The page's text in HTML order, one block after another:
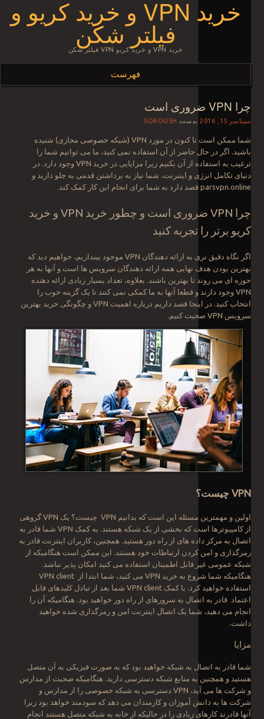
خرید VPN و خرید کریو و
فیلتر شکنخرید VPN و خرید کریو VPN فیلتر شکن
فهرست
رفتن به نوشته‌ها
چرا VPN ضروری است
سپتامبر 15, 2016 بدست SOROUSH
شما ممکن است تا کنون در مورد VPN (شبکه خصوصی مجازی) شنیده
باشید. اگر در حال حاضر از آن استفاده نمی کنید، ما می توانیم شما را
ترغیب به استفاده از آن بکنیم زیرا مزایایی در خرید VPN وجود دارد. در
دنیای تکامل انرژی و اینترنت، شما نیاز به برداشتن قدمی به جلو دارید و
parsvpn.online قصد دارد به شما برای انجام این کار کمک کند.
چرا VPN ضروری است و چطور خرید VPN و خرید
کریو برتر را تجربه کنید
اگر نگاه دقیق تری به ارائه دهندگان VPN موجود بیندازیم، خواهیم دید که
بهترین بودن هدف نهایی همه ارائه دهندگان سرویس ها است و آنها به هر
حوزه ای می روند تا بهترین باشند. بعلاوه، تعداد بسیار زیادی ارائه دهنده
VPN وجود دارند و قطعا آنها به ما کمکی نمی کنند تا یک گزینه خوب را
انتخاب کنید. در اینجا قصد داریم درباره اهمیت VPN و چگونگی خرید بهترین
سرویس VPN صحبت کنیم.
VPN چیست؟
اولین و مهمترین مسئله این است که بدانیم VPN چیست؟ یک VPN گروهی
از کامپیوترها است که بخشی از یک شبکه هستند. به کمک VPN شما قادر به
اتصال به مرکز داده های از راه دور هستید. همچنین، کاربران اینترنت قادر به
رمزگذاری و امن کردن ارتباطات خود هستند. این ممکن است هنگامیکه از
شبکه عمومی غیر قابل اطمینان استفاده می کنید امکان پذیر نباشد.
هنگامیکه شما شروع به خرید VPN می کنید، شما ابتدا از VPN client
استفاده خواهید کرد. با کمک VPN client شما بعد از تبادل کلیدهای قابل
اعتماد قادر به اتصال به سرورهای از راه دور خواهید بود. هنگامیکه آن را
انجام می دهید، شما یک اتصال اینترنت امن و رمزگذاری شده خواهید
داشت.
مزایا
شما قادر به اتصال به شبکه خواهید بود که به صورت فیزیکی به آن متصل
هستید و همچنین به منابع شبکه دسترسی دارید. هنگامیکه صحبت از مدارس
و شرکت ها می آید، VPN دسترسی به شبکه خصوصی را از مدارس و
شرکت ها به دانش آموزان و کارمندان می دهد که سودمند خواهد بود زیرا
آنها قادرند کارهای زیادی را در حالیکه از خانه به شبکه متصل هستند انجام